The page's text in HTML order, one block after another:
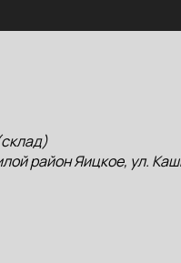
район Яицкое, ул.